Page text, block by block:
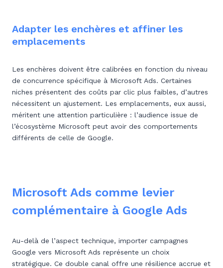
Adapter les enchères et affiner les
emplacements
Les enchères doivent être calibrées en fonction du niveau
de concurrence spécifique à Microsoft Ads. Certaines
niches présentent des coûts par clic plus faibles, d’autres
nécessitent un ajustement. Les emplacements, eux aussi,
méritent une attention particulière : l’audience issue de
l’écosystème Microsoft peut avoir des comportements
différents de celle de Google.
Microsoft Ads comme levier
complémentaire à Google Ads
Au-delà de l’aspect technique, importer campagnes
Google vers Microsoft Ads représente un choix
stratégique. Ce double canal offre une résilience accrue et